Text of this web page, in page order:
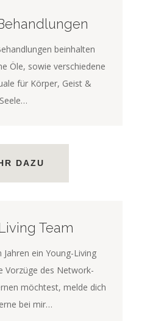
beinhalten
Öle, sowie verschiedene
für Körper, Geist &
Seele…
DAZU
Team
ein Young-Living
Vorzüge des Network-
möchtest, melde dich
bei mir…